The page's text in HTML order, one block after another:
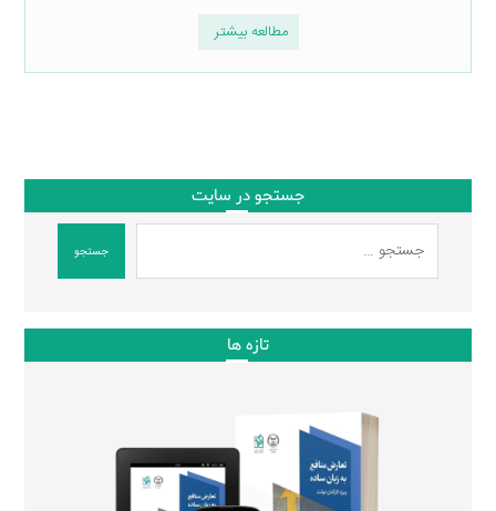
مطالعه بیشتر
جستجو در سایت
جستجو
تازه ها